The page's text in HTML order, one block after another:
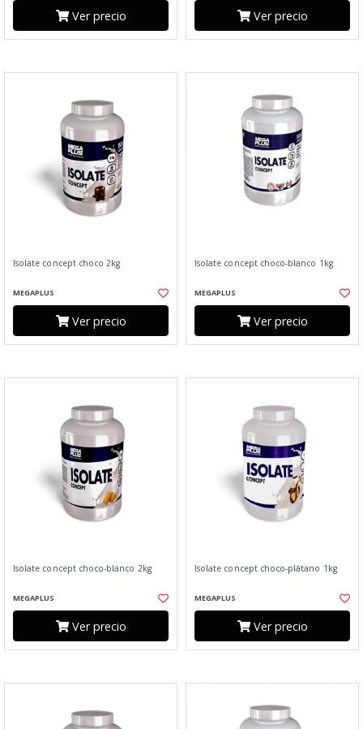
Ver precio Ver precio
Isolate concept choco 2kg
MEGAPLUS
Ver precio
Isolate concept choco-blanco 1kg
MEGAPLUS
Ver precio
Isolate concept choco-blanco 2kg
MEGAPLUS
Ver precio
Isolate concept choco-plátano 1kg
MEGAPLUS
Ver precio